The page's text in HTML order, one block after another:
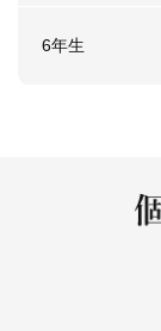
6年生